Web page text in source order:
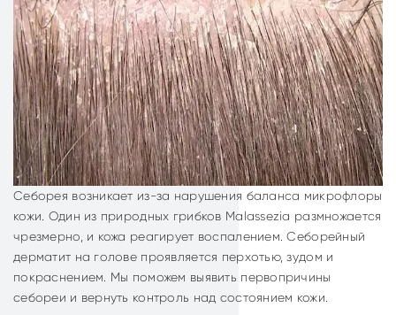
Себорея возникает из-за нарушения баланса микрофлоры
кожи. Один из природных грибков Malassezia размножается
чрезмерно, и кожа реагирует воспалением. Себорейный
дерматит на голове проявляется перхотью, зудом и
покраснением. Мы поможем выявить первопричины
себореи и вернуть контроль над состоянием кожи.